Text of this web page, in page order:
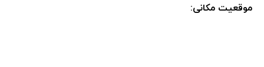
موقعیت مکانی: